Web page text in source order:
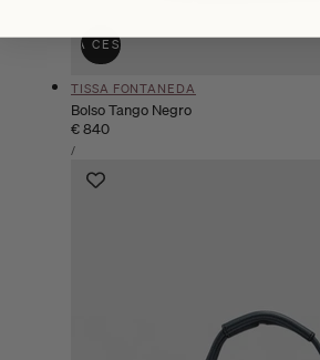
A LA CESTA
Proveedor:
TISSA FONTANEDA
Bolso Tango Negro
Precio
habitual
€ 840
PRECIO
UNITARIO
/POR